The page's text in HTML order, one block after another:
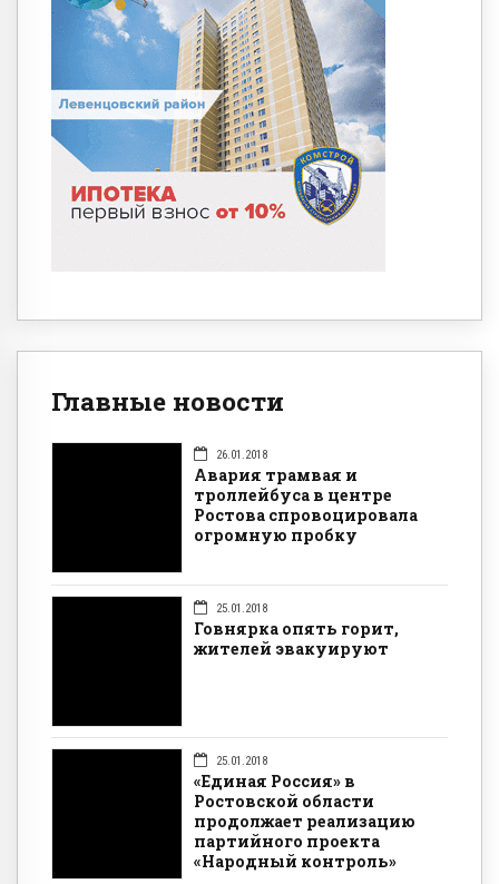
Главные новости
26.01.2018
Авария трамвая и
троллейбуса в центре
Ростова спровоцировала
огромную пробку
25.01.2018
Говнярка опять горит,
жителей эвакуируют
25.01.2018
«Единая Россия» в
Ростовской области
продолжает реализацию
партийного проекта
«Народный контроль»